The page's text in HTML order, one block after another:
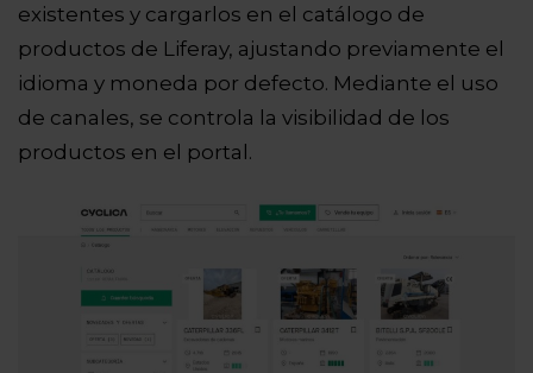
existentes y cargarlos en el catálogo de
productos de Liferay, ajustando previamente el
idioma y moneda por defecto. Mediante el uso
de canales, se controla la visibilidad de los
productos en el portal.